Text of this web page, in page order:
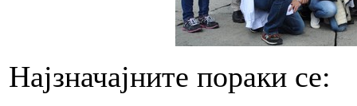
Најзначајните пораки се: